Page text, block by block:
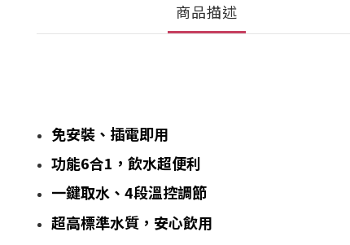
商品描述
免安裝、插電即用
功能6合1，飲水超便利
一鍵取水、4段溫控調節
超高標準水質，安心飲用